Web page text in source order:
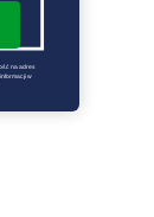
na adres
w